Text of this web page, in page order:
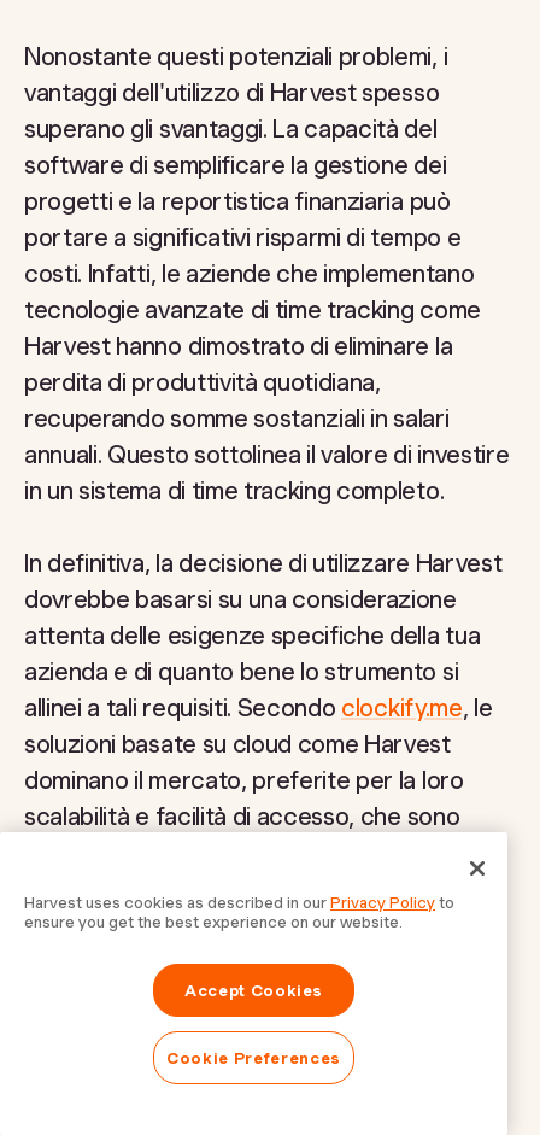
Nonostante questi potenziali problemi, i
vantaggi dell'utilizzo di Harvest spesso
superano gli svantaggi. La capacità del
software di semplificare la gestione dei
progetti e la reportistica finanziaria può
portare a significativi risparmi di tempo e
costi. Infatti, le aziende che implementano
tecnologie avanzate di time tracking come
Harvest hanno dimostrato di eliminare la
perdita di produttività quotidiana,
recuperando somme sostanziali in salari
annuali. Questo sottolinea il valore di investire
in un sistema di time tracking completo.
In definitiva, la decisione di utilizzare Harvest
dovrebbe basarsi su una considerazione
attenta delle esigenze specifiche della tua
azienda e di quanto bene lo strumento si
allinei a tali requisiti. Secondo clockify.me, le
soluzioni basate su cloud come Harvest
dominano il mercato, preferite per la loro
scalabilità e facilità di accesso, che sono
L'app Harvest è Sicura e
Protetta?
Sì, l'app Harvest è sicura e protetta,
Harvest uses cookies as described in ourPrivacy Policyto
ensure you get the best experience on our website.
Accept Cookies
Cookie Preferences